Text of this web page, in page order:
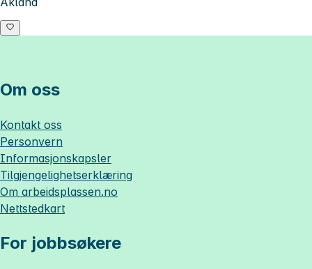
Om oss
Kontakt oss
Personvern
Informasjonskapsler
Tilgjengelighetserklæring
Om arbeidsplassen.no
Nettstedkart
For jobbsøkere